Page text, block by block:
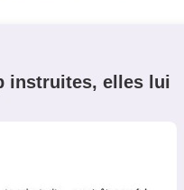
instruites, elles lui